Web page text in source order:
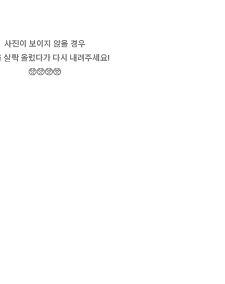
사진이 보이지 않을 경우
살짝 올렸다가 다시 내려주세요!
🥺🥺🥺🥺